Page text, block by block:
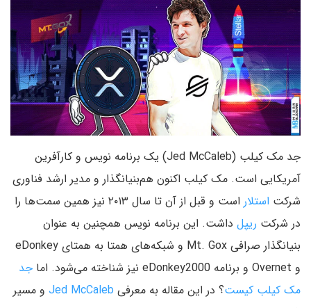
جد مک کیلب (Jed McCaleb) یک برنامه نویس و کارآفرین
آمریکایی است. مک کیلب اکنون هم‌بنیانگذار و مدیر ارشد فناوری
شرکت استلار
است و قبل از آن تا سال ۲۰۱۳ نیز همین سمت‌ها را
در شرکت ریپل داشت. این برنامه نویس همچنین به عنوان
بنیانگذار صرافی Mt. Gox و شبکه‌های همتا به همتای eDonkey
و Overnet و برنامه eDonkey2000 نیز شناخته می‌شود. اما
جد
مک کیلب کیست؟ در این مقاله به معرفی Jed McCaleb و مسیر